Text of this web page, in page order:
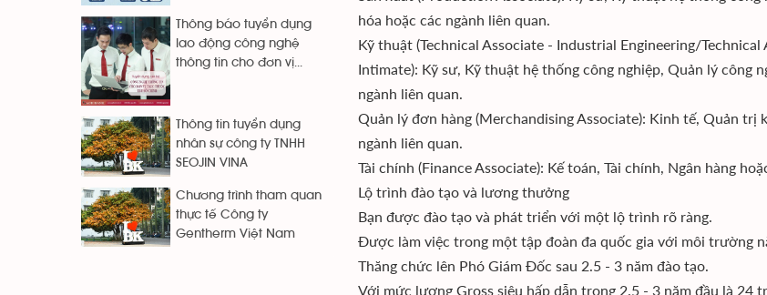
hóa hoặc các ngành liên quan.
Kỹ thuật (Technical Associate - Industrial Engineering/
Intimate): Kỹ sư, Kỹ thuật hệ thống công nghiệp, Quản lý công
ngành liên quan.
Quản lý đơn hàng (Merchandising Associate): Kinh tế, Quản trị
ngành liên quan.
Tài chính (Finance Associate): Kế toán, Tài chính, Ngân hàng
Lộ trình đào tạo và lương thưởng
Bạn được đào tạo và phát triển với một lộ trình rõ ràng.
Được làm việc trong một tập đoàn đa quốc gia với môi trường
Thăng chức lên Phó Giám Đốc sau 2.5 - 3 năm đào tạo.
Với mức lương Gross siêu hấp dẫn trong 2.5 - 3 năm đầu là 24
Thông báo tuyển dụng
lao động công nghệ
thông tin cho đơn vị...
Thông tin tuyển dụng
nhân sự công ty TNHH
SEOJIN VINA
Chương trình tham quan
thực tế Công ty
Gentherm Việt Nam